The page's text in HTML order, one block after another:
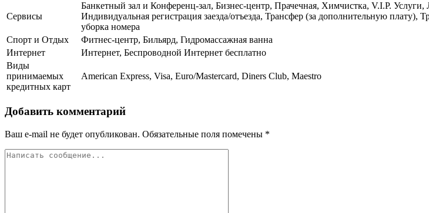
Сервисы
Банкетный зал и Конференц-зал, Бизнес-центр, Прачечная, Химчистка, V.I.P.
Индивидуальная регистрация заезда/отъезда, Трансфер (за дополнительную
уборка номера
Спорт и Отдых
Фитнес-центр, Бильярд, Гидромассажная ванна
Интернет
Интернет, Беспроводной Интернет бесплатно
Виды
принимаемых
кредитных карт
American Express, Visa, Euro/Mastercard, Diners Club, Maestro
Добавить комментарий
Ваш e-mail не будет опубликован. Обязательные поля помечены *